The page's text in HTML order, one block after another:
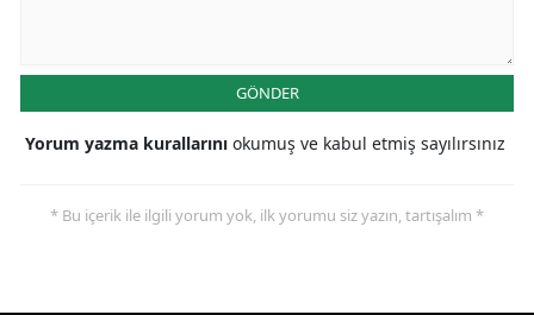
GÖNDER
Yorum yazma kurallarını okumuş ve kabul etmiş sayılırsınız
* Bu içerik ile ilgili yorum yok, ilk yorumu siz yazın, tartışalım *